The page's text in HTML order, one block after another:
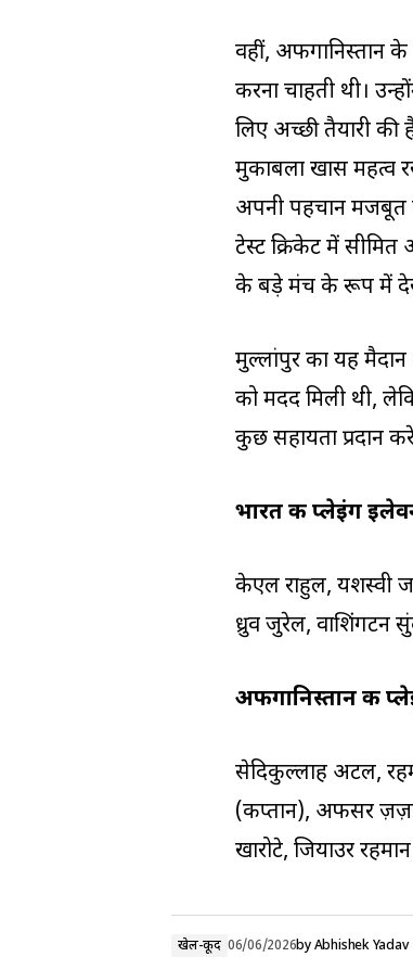
वहीं, अफगानिस्तान
करना चाहती थी।
लिए अच्छी तैयारी
मुकाबला खास महत्व
अपनी पहचान मजबूत
टेस्ट क्रिकेट में
के बड़े मंच के रूप में
मुल्लांपुर का यह
को मदद मिली थी,
कुछ सहायता प्रदान
भारत की प्लेइंग
केएल राहुल, यशस्वी
ध्रुव जुरेल, वाशिंगटन
अफगानिस्तान की
सेदिकुल्लाह अटल,
(कप्तान), अफसर
खारोटे, जियाउर
खेल-कूद 06/06/2026byAbhishek Yadav